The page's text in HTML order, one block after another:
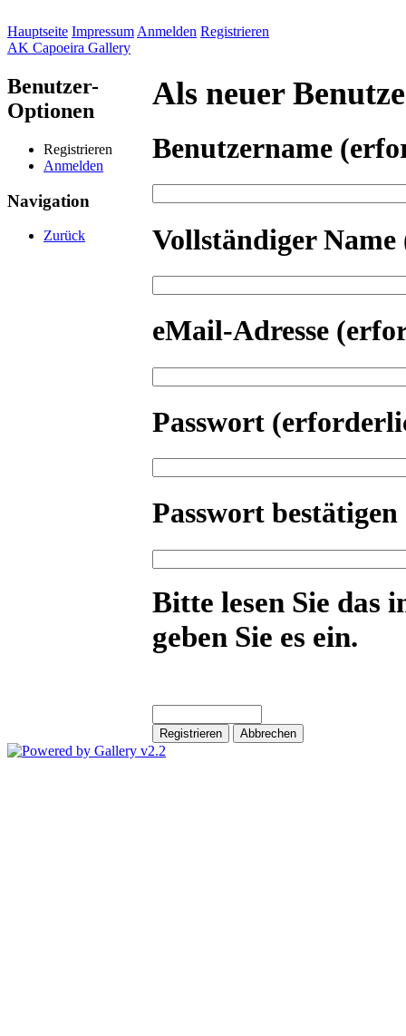
Hauptseite Impressum Anmelden Registrieren
AK Capoeira Gallery
Benutzer-
Optionen
Registrieren
Anmelden
Navigation
Zurück
Als neuer
Benutzername
Vollständiger Name
eMail-Adresse
Passwort
Passwort bestätigen
Bitte lesen Sie das
geben Sie es ein.